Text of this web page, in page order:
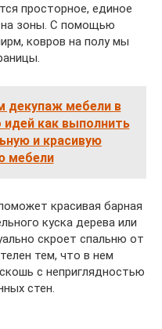
просторное, единое
на зоны. С помощью
ковров на полу мы
декупаж мебели в
как выполнить
и красивую
мебели
красивая барная
куска дерева или
скроет спальню от
тем, что в нем
с неприглядностью
стен.